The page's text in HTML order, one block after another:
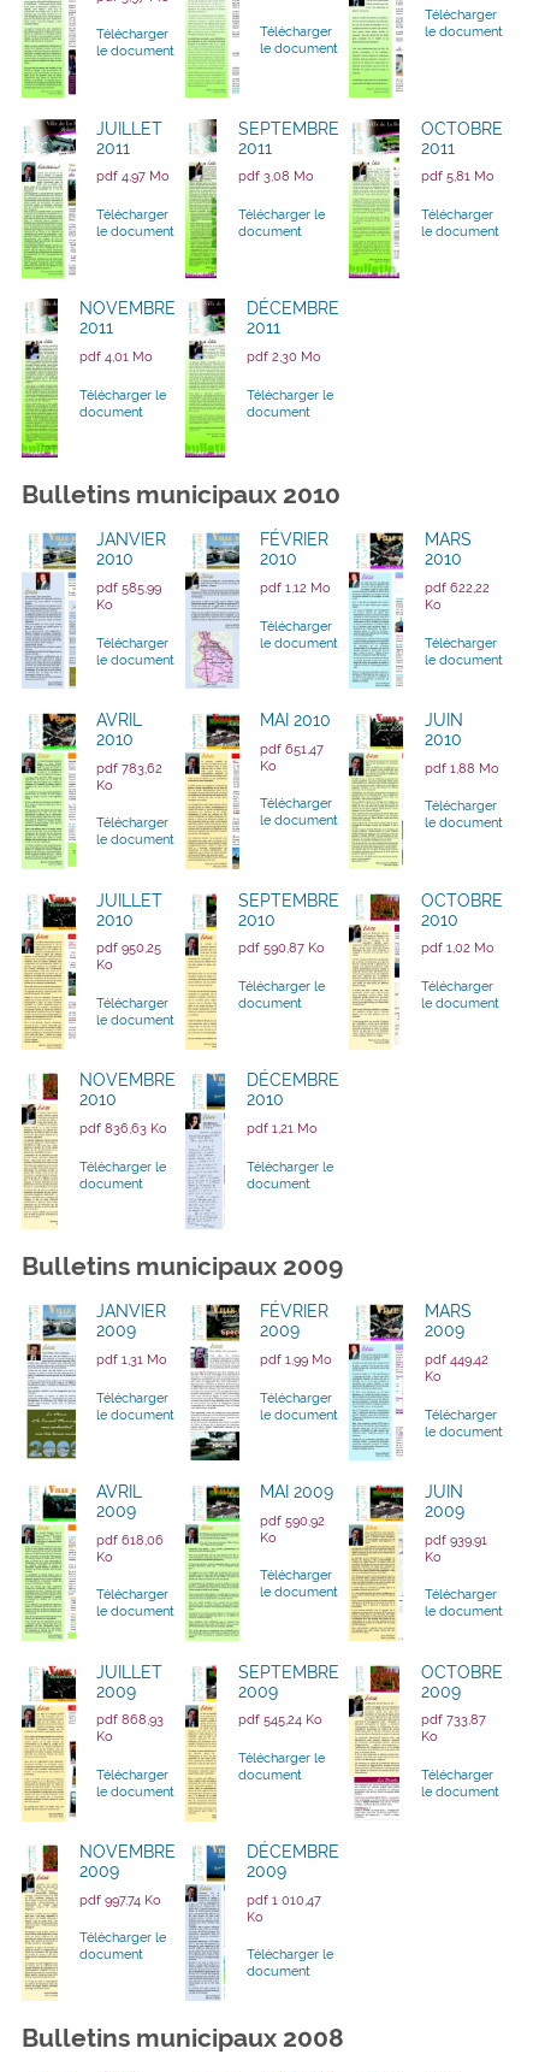
Télécharger
le document
Télécharger
le document
Télécharger
le document
JUILLET
2011
pdf 4,97 Mo
Télécharger
le document
SEPTEMBRE
2011
pdf 3,08 Mo
Télécharger le
document
OCTOBRE
2011
pdf 5,81 Mo
Télécharger
le document
NOVEMBRE
2011
pdf 4,01 Mo
Télécharger le
document
DÉCEMBRE
2011
pdf 2,30 Mo
Télécharger le
document
Bulletins municipaux 2010
JANVIER
2010
pdf 585,99
Ko
Télécharger
le document
FÉVRIER
2010
pdf 1,12 Mo
Télécharger
le document
MARS
2010
pdf 622,22
Ko
Télécharger
le document
AVRIL
2010
pdf 783,62
Ko
Télécharger
le document
MAI 2010
pdf 651,47
Ko
Télécharger
le document
JUIN
2010
pdf 1,88 Mo
Télécharger
le document
JUILLET
2010
pdf 950,25
Ko
Télécharger
le document
SEPTEMBRE
2010
pdf 590,87 Ko
Télécharger le
document
OCTOBRE
2010
pdf 1,02 Mo
Télécharger
le document
NOVEMBRE
2010
pdf 836,63 Ko
Télécharger le
document
DÉCEMBRE
2010
pdf 1,21 Mo
Télécharger le
document
Bulletins municipaux 2009
JANVIER
2009
pdf 1,31 Mo
Télécharger
le document
FÉVRIER
2009
pdf 1,99 Mo
Télécharger
le document
MARS
2009
pdf 449,42
Ko
Télécharger
le document
AVRIL
2009
pdf 618,06
Ko
Télécharger
le document
MAI 2009
pdf 590,92
Ko
Télécharger
le document
JUIN
2009
pdf 939,91
Ko
Télécharger
le document
JUILLET
2009
pdf 868,93
Ko
Télécharger
le document
SEPTEMBRE
2009
pdf 545,24 Ko
Télécharger le
document
OCTOBRE
2009
pdf 733,87
Ko
Télécharger
le document
NOVEMBRE
2009
pdf 997,74 Ko
Télécharger le
document
DÉCEMBRE
2009
pdf 1 010,47
Ko
Télécharger le
document
Bulletins municipaux 2008